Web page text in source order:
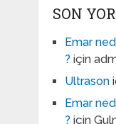
SON
Emar
? için
Ultrason
Emar
? için